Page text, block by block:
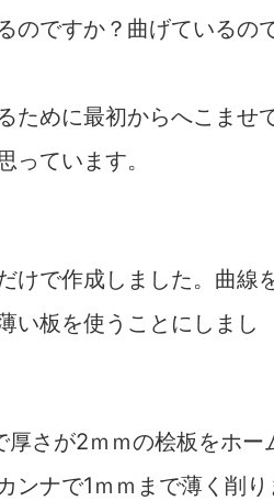
のですか？曲げているの
ために最初からへこませ
っています。
けで作成しました。曲線
い板を使うことにしまし
厚さが2ｍｍの桧板をホー
ンナで1ｍｍまで薄く削